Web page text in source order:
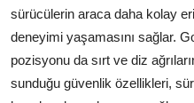
sürücülerin araca daha kolay
deneyimi yaşamasını sağlar.
pozisyonu da sırt ve diz
sunduğu güvenlik özellikleri,